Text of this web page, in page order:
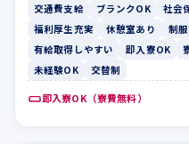
交通費支給
ブランクOK 社会
福利厚生充実
休憩室あり 制
有給取得しやすい
即入寮OK
未経験OK
交替制
即入寮OK（寮費無料）